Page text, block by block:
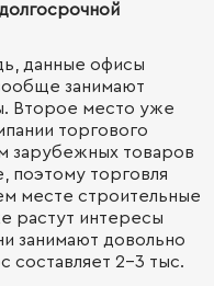
данные офисы
занимают
Второе место уже
торгового
зарубежных товаров
поэтому торговля
месте строительные
растут интересы
занимают довольно
составляет 2-3 тыс.